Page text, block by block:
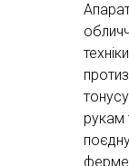
рукам